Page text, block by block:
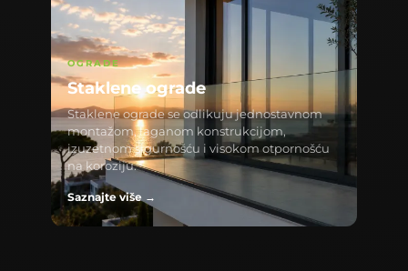
OGRADE
Staklene ograde
Staklene ograde se odlikuju jednostavnom
montažom, laganom konstrukcijom,
izuzetnom sigurnošću i visokom otpornošću
na koroziju.
Saznajte više →